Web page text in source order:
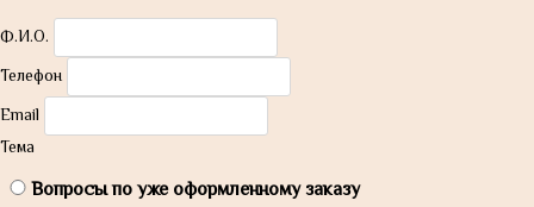
Ф.И.О.
Телефон
Email
Тема
Вопросы по уже оформленному заказу